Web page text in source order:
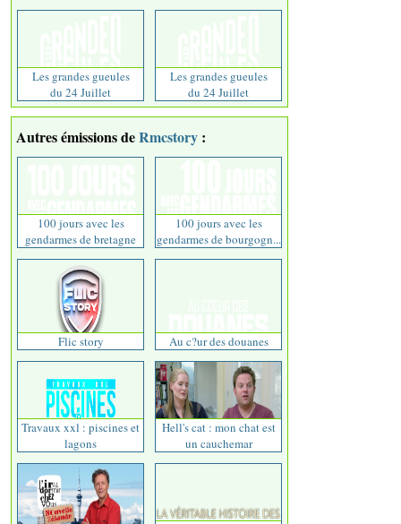
Les grandes gueules
du 24 Juillet
Les grandes gueules
du 24 Juillet
Autres émissions deRmcstory :
100 jours avec les
gendarmes de bretagne
100 jours avec les
gendarmes de bourgogn...
Flic story Au c?ur des douanes
Travaux xxl : piscines et
lagons
Hell's cat : mon chat est
un cauchemar